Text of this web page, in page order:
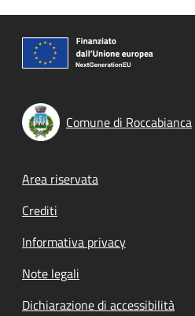
Comune di Roccabianca
Footer menu
Area riservata
Crediti
Informativa privacy
Note legali
Dichiarazione di accessibilità